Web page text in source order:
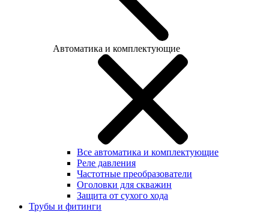
Автоматика и комплектующие
Все автоматика и комплектующие
Реле давления
Частотные преобразователи
Оголовки для скважин
Защита от сухого хода
Трубы и фитинги